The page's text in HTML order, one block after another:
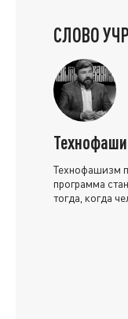
СЛОВО
Технофашизм
программа
тогда, когда